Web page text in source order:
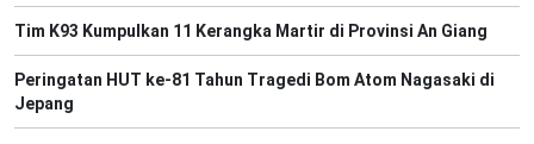
Tim K93 Kumpulkan 11 Kerangka Martir di Provinsi An Giang
Peringatan HUT ke-81 Tahun Tragedi Bom Atom Nagasaki di
Jepang